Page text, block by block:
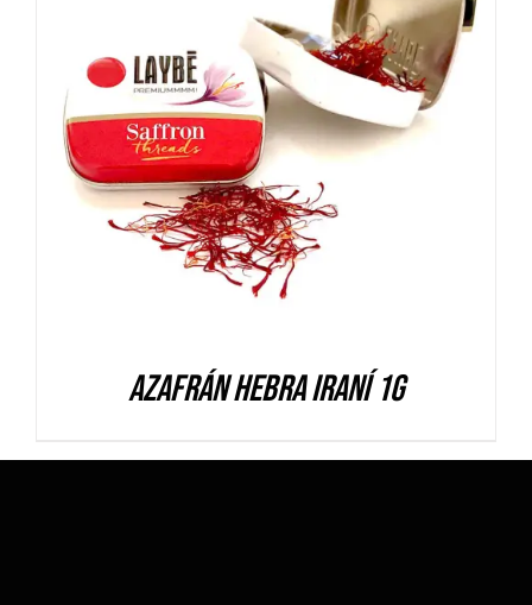
DETALLES
Azafrán hebra iraní 1g